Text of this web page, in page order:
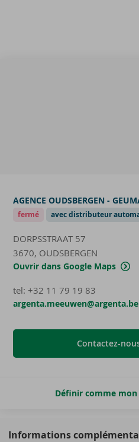
AGENCE OUDSBERGEN -
fermé avec distributeur
DORPSSTRAAT 57
3670, OUDSBERGEN
Ouvrir dans Google Maps
tel: +32 11 79 19 83
argenta.meeuwen@argenta.be
Contactez-
Définir comme mon
Informations